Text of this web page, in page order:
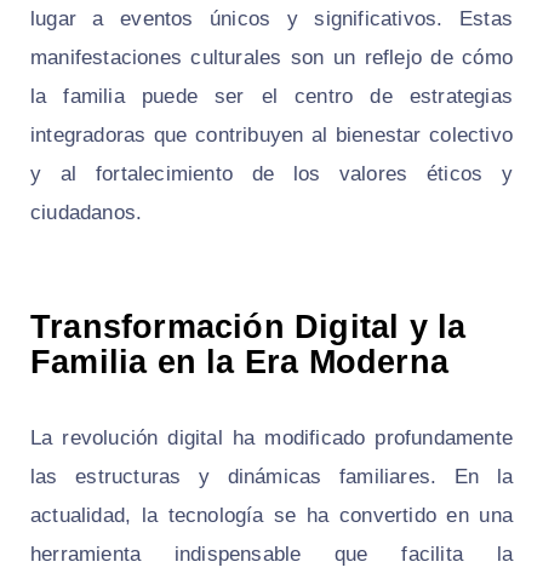
lugar a eventos únicos y significativos. Estas
manifestaciones culturales son un reflejo de cómo
la familia puede ser el centro de estrategias
integradoras que contribuyen al bienestar colectivo
y al fortalecimiento de los valores éticos y
ciudadanos.
Transformación Digital y la
Familia en la Era Moderna
La revolución digital ha modificado profundamente
las estructuras y dinámicas familiares. En la
actualidad, la tecnología se ha convertido en una
herramienta indispensable que facilita la